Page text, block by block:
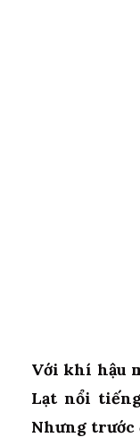
Với khí hậu
Lạt nổi
Nhưng trước